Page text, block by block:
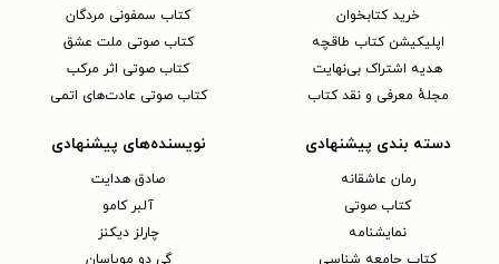
خرید کتابخوان
اپلیکیشن کتاب طاقچه
هدیه اشتراک بی‌نهایت
مجلهٔ معرفی و نقد کتاب
کتاب سمفونی مردگان
کتاب صوتی ملت عشق
کتاب صوتی اثر مرکب
کتاب صوتی عادت‌های اتمی
دسته بندی پیشنهادی
رمان عاشقانه
کتاب‌ صوتی
نمایشنامه
کتاب جامعه شناسی
نویسنده‌های پیشنهادی
صادق هدایت
آلبر کامو
چارلز دیکنز
گی دو موپاسان